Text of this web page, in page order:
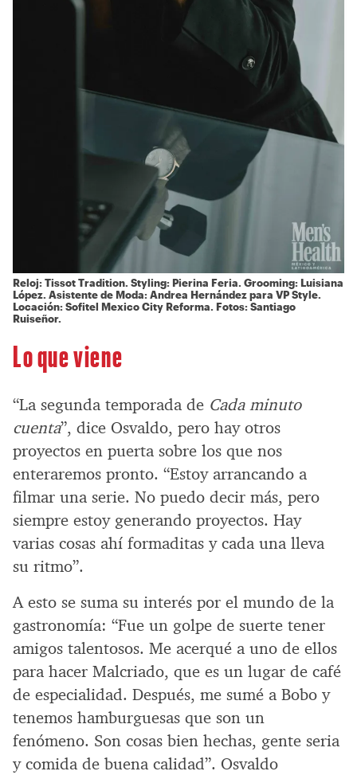
Reloj: Tissot Tradition. Styling: Pierina Feria. Grooming: Luisiana
López. Asistente de Moda: Andrea Hernández para VP Style.
Locación: Sofitel Mexico City Reforma. Fotos: Santiago
Ruiseñor.
Lo que viene
“La segunda temporada de Cada minuto
cuenta”, dice Osvaldo, pero hay otros
proyectos en puerta sobre los que nos
enteraremos pronto. “Estoy arrancando a
filmar una serie. No puedo decir más, pero
siempre estoy generando proyectos. Hay
varias cosas ahí formaditas y cada una lleva
su ritmo”.
A esto se suma su interés por el mundo de la
gastronomía: “Fue un golpe de suerte tener
amigos talentosos. Me acerqué a uno de ellos
para hacer Malcriado, que es un lugar de café
de especialidad. Después, me sumé a Bobo y
tenemos hamburguesas que son un
fenómeno. Son cosas bien hechas, gente seria
y comida de buena calidad”. Osvaldo